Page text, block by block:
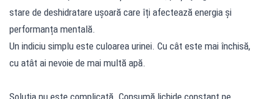
stare de deshidratare ușoară care îți afectează energia și
performanța mentală.
Un indiciu simplu este culoarea urinei. Cu cât este mai închisă,
cu atât ai nevoie de mai multă apă.
Soluția nu este complicată. Consumă lichide constant pe